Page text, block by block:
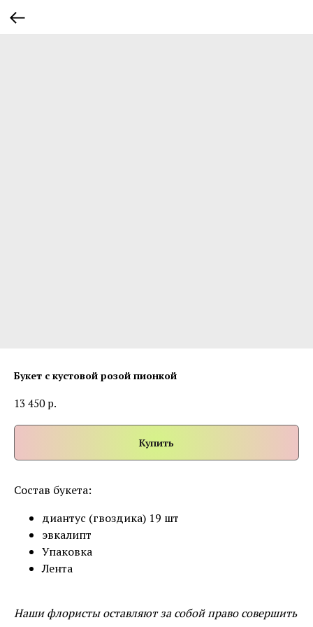
Букет с кустовой розой пионкой
13 450 р.
Купить
Состав букета:
диантус (гвоздика) 19 шт
эвкалипт
Упаковка
Лента
Наши флористы оставляют за собой право совершить